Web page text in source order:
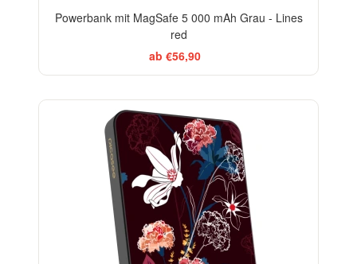
Powerbank mit MagSafe 5 000 mAh Grau - Lines
red
ab €56,90